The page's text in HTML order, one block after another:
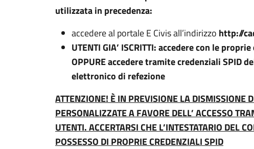
utilizzata in precedenza:
accedere al portale E Civis all’indirizzo http://
UTENTI GIA’ ISCRITTI: accedere con le
OPPURE accedere tramite credenziali SPID
elettronico di refezione
ATTENZIONE! È IN PREVISIONE LA DISMISSIONE
PERSONALIZZATE A FAVORE DELL’ ACCESSO
UTENTI. ACCERTARSI CHE L’INTESTATARIO DEL
POSSESSO DI PROPRIE CREDENZIALI SPID